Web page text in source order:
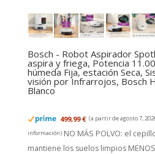
Bosch - Robot Aspirador
aspira y friega, Potencia
húmeda Fija, estación Seca,
visión por Infrarrojos, Bosch
Blanco
499,99 € (a partir de agosto 7,
información) NO MÁS POLVO: el
mantiene los suelos limpios